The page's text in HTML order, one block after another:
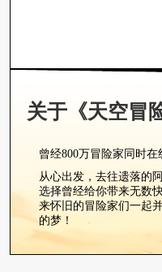
关于《天空冒
曾经800万冒险家同时在
从心出发，去往遗落的
选择曾经给你带来无数
来怀旧的冒险家们一起
的梦！